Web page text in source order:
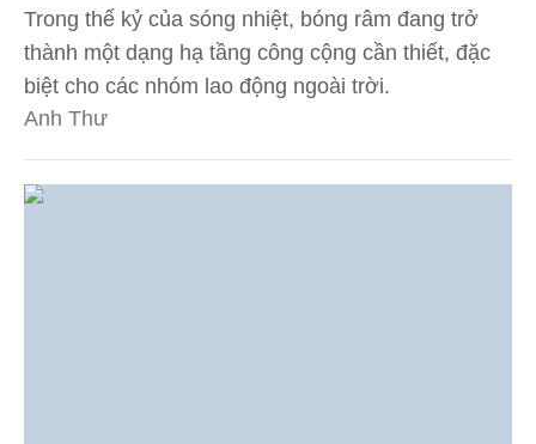
Trong thế kỷ của sóng nhiệt, bóng râm đang trở
thành một dạng hạ tầng công cộng cần thiết, đặc
biệt cho các nhóm lao động ngoài trời.
Anh Thư